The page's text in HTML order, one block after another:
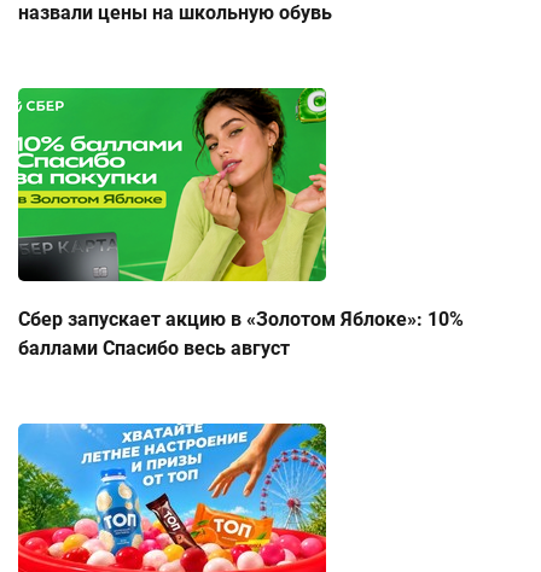
назвали цены на школьную обувь
Сбер запускает акцию в «Золотом Яблоке»: 10%
баллами Спасибо весь август